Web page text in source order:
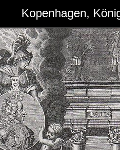
Kopenhagen,